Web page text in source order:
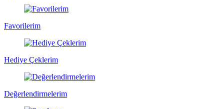
Favorilerim
Hediye Çeklerim
Değerlendirmelerim